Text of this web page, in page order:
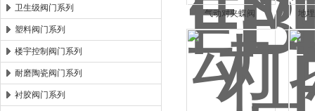
卫生级阀门系列
塑料阀门系列
楼宇控制阀门系列
耐磨陶瓷阀门系列
衬胶阀门系列
气动对夹蝶阀 地